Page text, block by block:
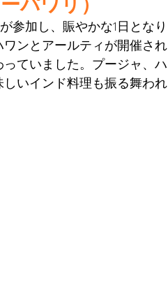
参加し、賑やかな1日となり
ンとアールティが開催され
ていました。プージャ、ハ
いインド料理も振る舞われ